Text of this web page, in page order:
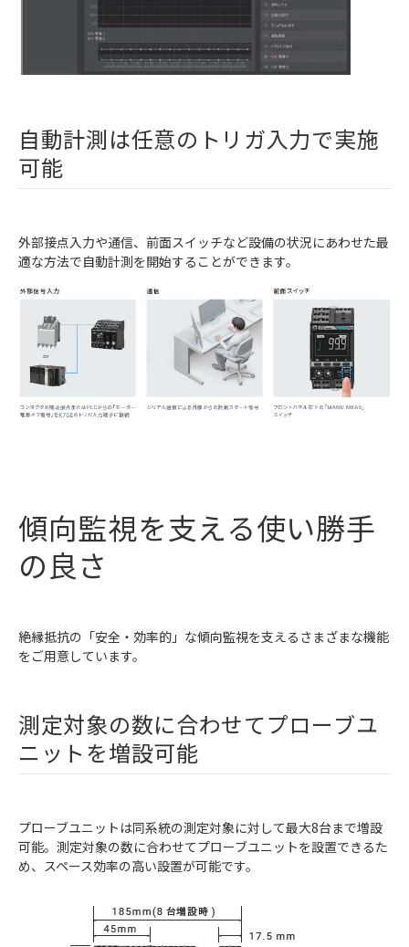
自動計測は任意のトリガ入力で実施
可能
外部接点入力や通信、前面スイッチなど設備の状況にあわせた最
適な方法で自動計測を開始することができます。
傾向監視を支える使い勝手
の良さ
絶縁抵抗の「安全・効率的」な傾向監視を支えるさまざまな機能
をご用意しています。
測定対象の数に合わせてプローブユ
ニットを増設可能
プローブユニットは同系統の測定対象に対して最大8台まで増設
可能。測定対象の数に合わせてプローブユニットを設置できるた
め、スペース効率の高い設置が可能です。